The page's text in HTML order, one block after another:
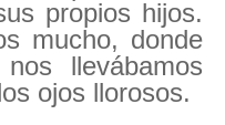
propios hijos.
mucho, donde
llevábamos
ojos llorosos.